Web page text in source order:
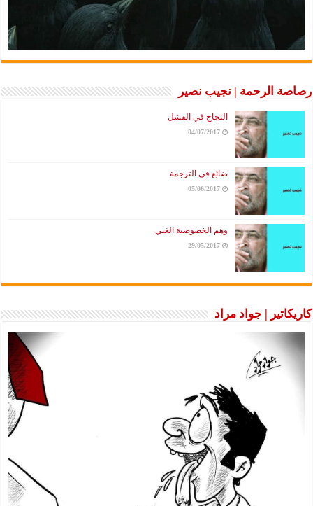
رصاصة الرحمة | نجيب نصير
النجاح في الفشل
04/07/2017
ضائع في الترجمة
05/06/2017
وهم الخصوصية الغبي
29/05/2017
كاريكاتير | جواد مراد